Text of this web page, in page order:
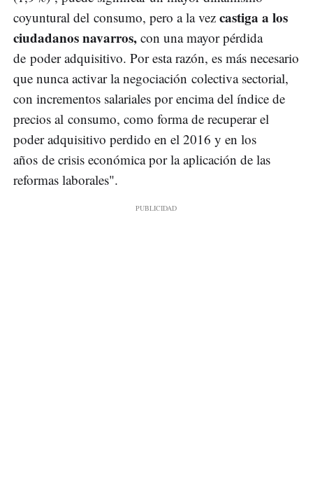
coyuntural del consumo, pero a la vez castiga a los
ciudadanos navarros, con una mayor pérdida
de poder adquisitivo. Por esta razón, es más necesario
que nunca activar la negociación colectiva sectorial,
con incrementos salariales por encima del índice de
precios al consumo, como forma de recuperar el
poder adquisitivo perdido en el 2016 y en los
años de crisis económica por la aplicación de las
reformas laborales".